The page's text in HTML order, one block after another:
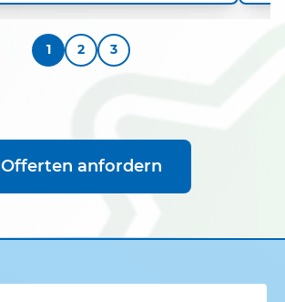
1 2 3
Offerten anfordern